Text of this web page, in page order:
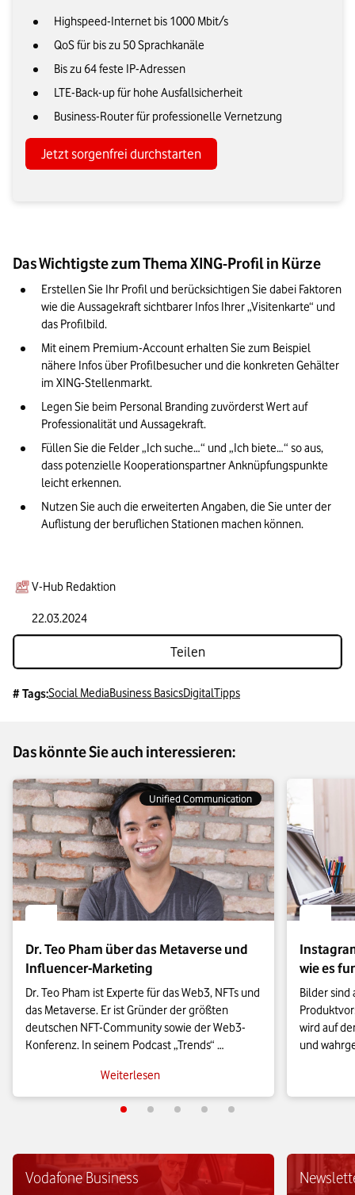
Highspeed-Internet bis 1000 Mbit/s
QoS für bis zu 50 Sprachkanäle
Bis zu 64 feste IP-Adressen
LTE-Back-up für hohe Ausfallsicherheit
Business-Router für professionelle Vernetzung
Jetzt sorgenfrei durchstarten
Das Wichtigste zum Thema XING-Profil in Kürze
Erstellen Sie Ihr Profil und berücksichtigen Sie dabei Faktoren
wie die Aussagekraft sichtbarer Infos Ihrer „Visitenkarte“ und
das Profilbild.
Mit einem Premium-Account erhalten Sie zum Beispiel
nähere Infos über Profilbesucher und die konkreten Gehälter
im XING-Stellenmarkt.
Legen Sie beim Personal Branding zuvörderst Wert auf
Professionalität und Aussagekraft.
Füllen Sie die Felder „Ich suche…“ und „Ich biete…“ so aus,
dass potenzielle Kooperationspartner Anknüpfungspunkte
leicht erkennen.
Nutzen Sie auch die erweiterten Angaben, die Sie unter der
Auflistung der beruflichen Stationen machen können.
V-Hub Redaktion
22.03.2024
Teilen
# Tags:Social MediaBusiness BasicsDigitalTipps
Das könnte Sie auch interessieren:
Unified Communication
Dr. Teo Pham über das Metaverse und
Influencer-Marketing
Dr. Teo Pham ist Experte für das Web3, NFTs und
das Metaverse. Er ist Gründer der größten
deutschen NFT-Community sowie der Web3-
Konferenz. In seinem Podcast „Trends“
Entwicklungen im Metaverse.
Mit der Delta School bietet er
internationaler Keynote Speaker und wurde von
LinkedIn als Top-Voice ausgezeichnet. Davor
Weiterlesen
wie es
Bilder sind
wird auf
und
Netzwerk
erfahren
Vodafone Business